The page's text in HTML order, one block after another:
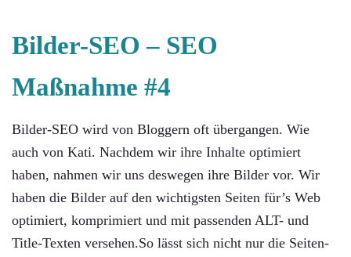
Bilder-SEO – SEO
Maßnahme #4
Bilder-SEO wird von Bloggern oft übergangen. Wie
auch von Kati. Nachdem wir ihre Inhalte optimiert
haben, nahmen wir uns deswegen ihre Bilder vor. Wir
haben die Bilder auf den wichtigsten Seiten für’s Web
optimiert, komprimiert und mit passenden ALT- und
Title-Texten versehen.So lässt sich nicht nur die Seiten-